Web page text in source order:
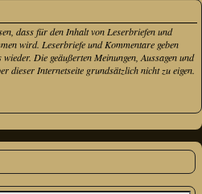
dass für den Inhalt von Leserbriefen und
wird. Leserbriefe und Kommentare geben
Die geäußerten Meinungen, Aussagen und
dieser Internetseite grundsätzlich nicht zu eigen.